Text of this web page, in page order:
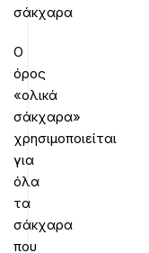
σάκχαρα
Ο
όρος
«ολικά
σάκχαρα»
χρησιμοποιείται
για
όλα
τα
σάκχαρα
που